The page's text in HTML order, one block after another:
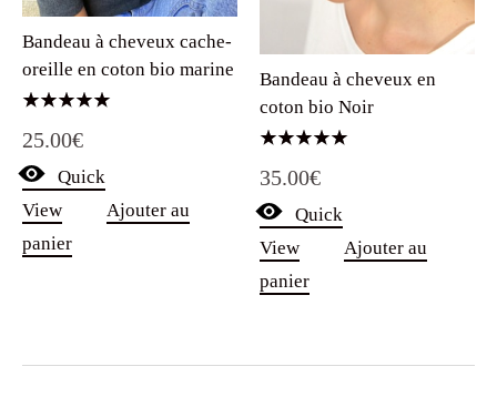
Bandeau à cheveux cache-
oreille en coton bio marine
5.00
25.00€
Quick
View
Ajouter au
panier
Bandeau à cheveux en
coton bio Noir
5.00
sur 5
35.00€
Quick
View
Ajouter au
panier